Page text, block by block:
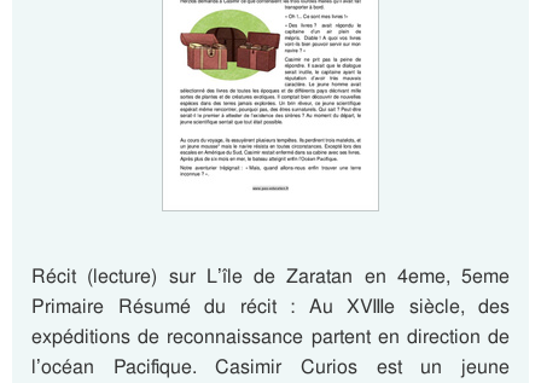
Récit (lecture) sur L’île de Zaratan en 4eme, 5eme
Primaire Résumé du récit : Au XVIIIe siècle, des
expéditions de reconnaissance partent en direction de
l’océan Pacifique. Casimir Curios est un jeune